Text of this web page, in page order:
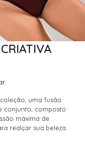
uma fusão
conjunto, composto
máxima de
realçar sua beleza